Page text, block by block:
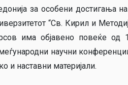
за особени достигања
“Св. Кирил и
има објавено повеќе од
научни
и наставни материјали.